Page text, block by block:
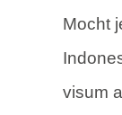
Mocht
visum